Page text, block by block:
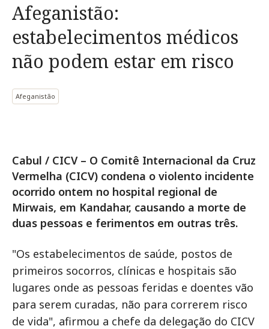
Afeganistão:
estabelecimentos médicos
não podem estar em risco
Afeganistão
Cabul / CICV – O Comitê Internacional da Cruz
Vermelha (CICV) condena o violento incidente
ocorrido ontem no hospital regional de
Mirwais, em Kandahar, causando a morte de
duas pessoas e ferimentos em outras três.
"Os estabelecimentos de saúde, postos de
primeiros socorros, clínicas e hospitais são
lugares onde as pessoas feridas e doentes vão
para serem curadas, não para correrem risco
de vida", afirmou a chefe da delegação do CICV